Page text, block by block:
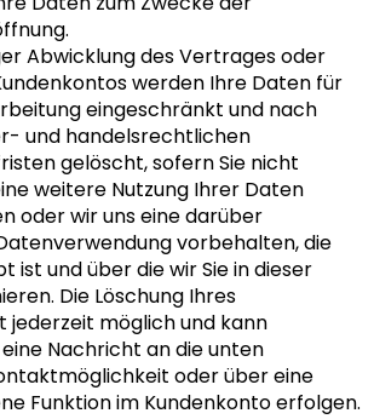
Abwicklung des Vertrages oder
werden Ihre Daten für
eingeschränkt und nach
und handelsrechtlichen
gelöscht, sofern Sie nicht
weitere Nutzung Ihrer Daten
oder wir uns eine darüber
vorbehalten, die
ist und über die wir Sie in dieser
Die Löschung Ihres
jederzeit möglich und kann
Nachricht an die unten
oder über eine
Funktion im Kundenkonto erfolgen.